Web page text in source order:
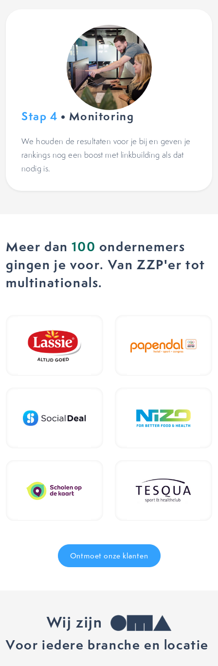
Stap 4 • Monitoring
We houden de resultaten voor je bij en geven je
rankings nog een boost met linkbuilding als dat
nodig is.
Meer dan100 ondernemers
gingen je voor. Van ZZP'er tot
multinationals.
Ontmoet onze klanten
Wij zijn
Voor iedere branche en locatie